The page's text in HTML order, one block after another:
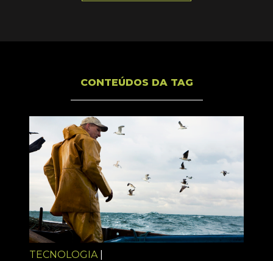
CONTEÚDOS DA TAG
TECNOLOGIA